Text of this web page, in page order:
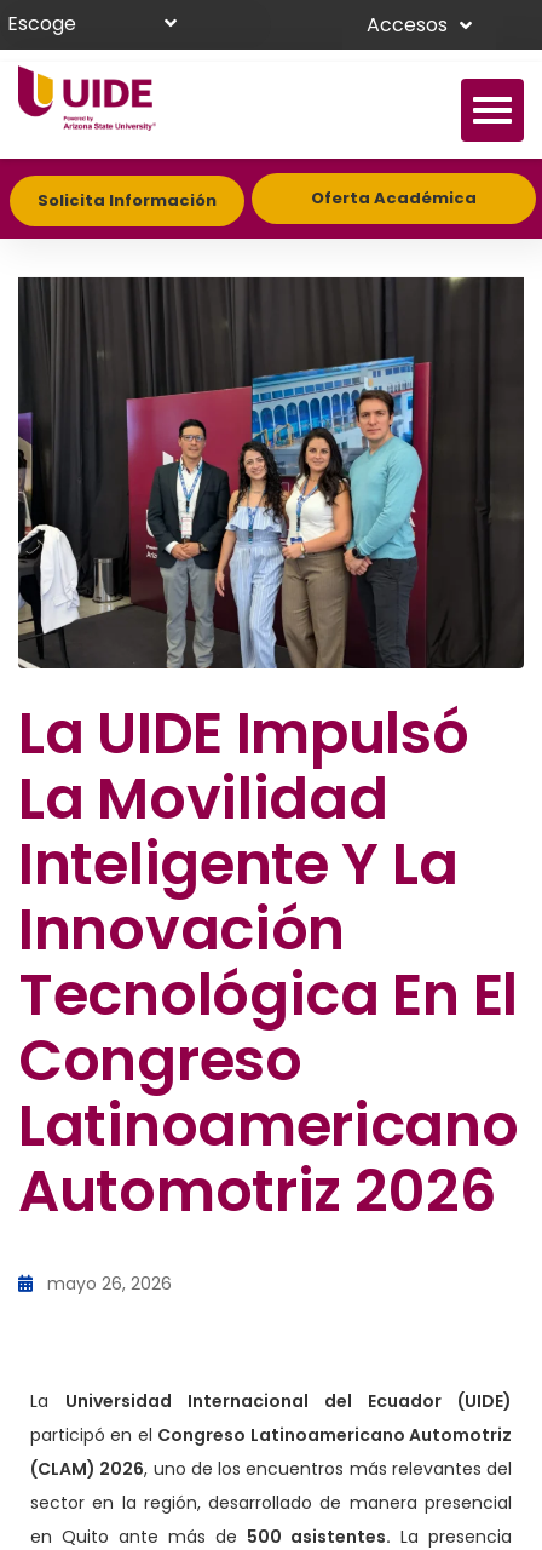
Escoge Accesos
Solicita Información Oferta Académica
La UIDE Impulsó
La Movilidad
Inteligente Y La
Innovación
Tecnológica En El
Congreso
Latinoamericano
Automotriz 2026
mayo 26, 2026
La Universidad Internacional del Ecuador (UIDE)
participó en el Congreso Latinoamericano Automotriz
(CLAM) 2026, uno de los encuentros más relevantes del
sector en la región, desarrollado de manera presencial
en Quito ante más de 500 asistentes. La presencia